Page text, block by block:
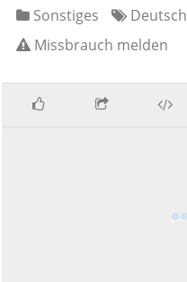
Sonstiges
Deutsch
Missbrauch melden